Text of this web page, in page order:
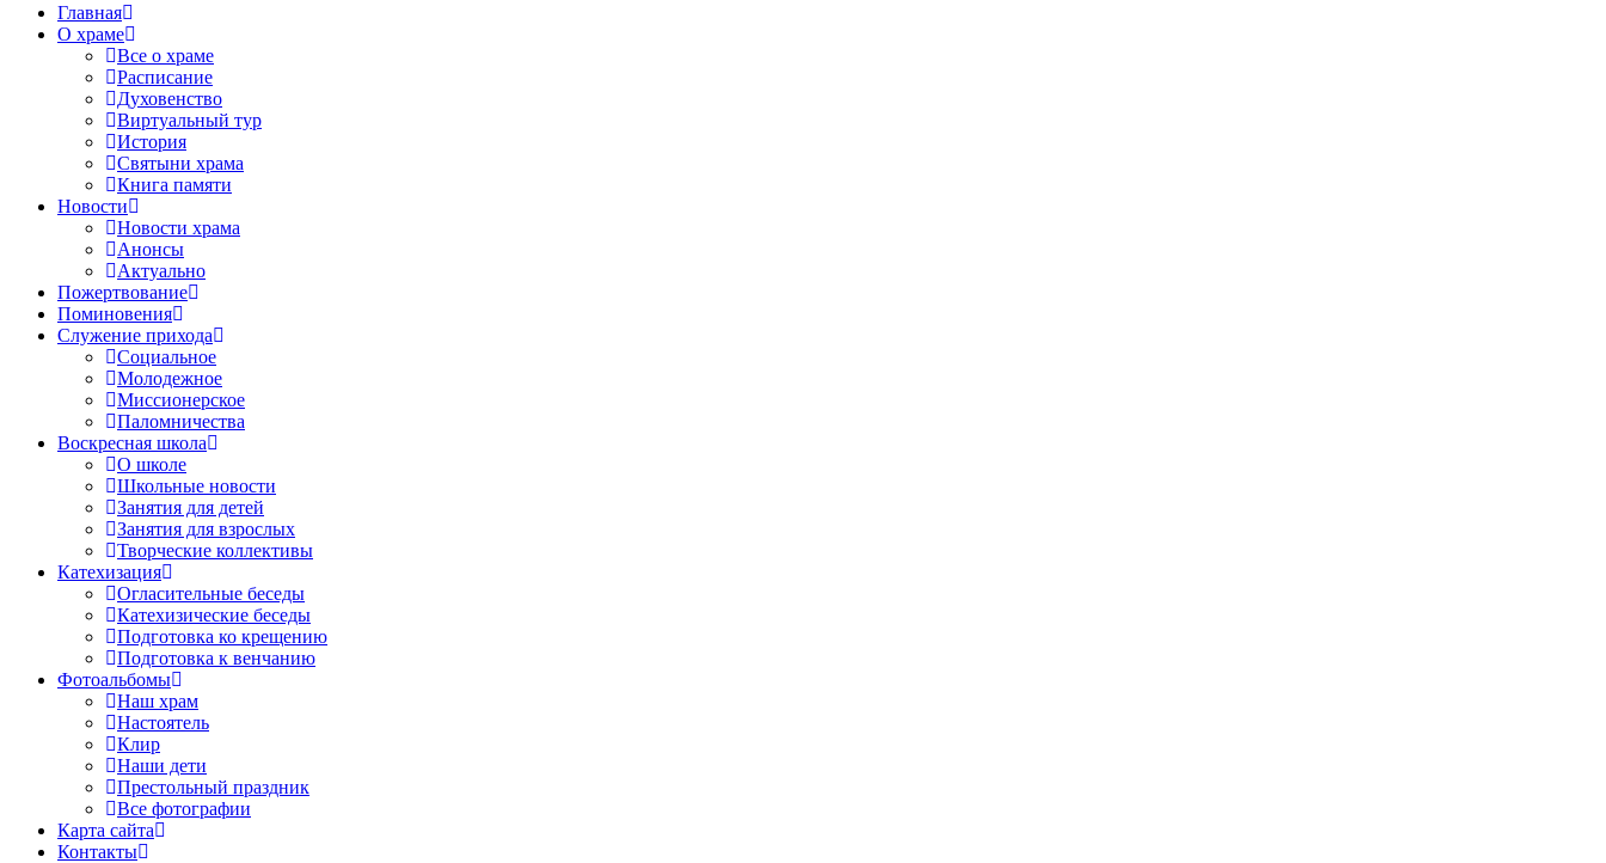
Главная
О храме
Все о храме
Расписание
Духовенство
Виртуальный тур
История
Святыни храма
Книга памяти
Новости
Новости храма
Анонсы
Актуально
Пожертвование
Поминовения
Служение прихода
Социальное
Молодежное
Миссионерское
Паломничества
Воскресная школа
О школе
Школьные новости
Занятия для детей
Занятия для взрослых
Творческие коллективы
Катехизация
Огласительные беседы
Катехизические беседы
Подготовка ко крещению
Подготовка к венчанию
Фотоальбомы
Наш храм
Настоятель
Клир
Наши дети
Престольный праздник
Все фотографии
Карта сайта
Контакты